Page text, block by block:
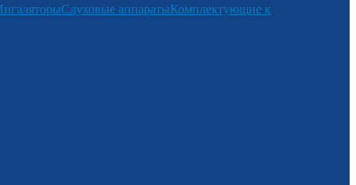
Слуховые аппаратыКомплектующие к